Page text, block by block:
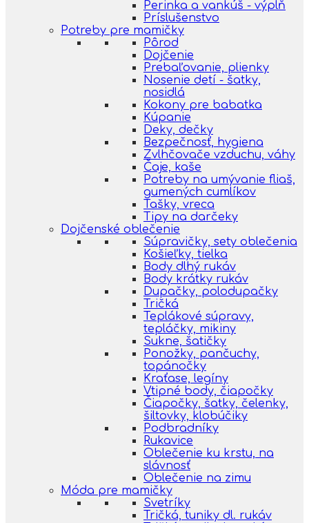
Perinka a vankúš - výplň
Príslušenstvo
Potreby pre mamičky
Pôrod
Dojčenie
Prebaľovanie, plienky
Nosenie detí - šatky,
nosidlá
Kokony pre babatka
Kúpanie
Deky, dečky
Bezpečnosť, hygiena
Zvlhčovače vzduchu, váhy
Čaje, kaše
Potreby na umývanie fliaš,
gumených cumlíkov
Tašky, vreca
Tipy na darčeky
Dojčenské oblečenie
Súpravičky, sety oblečenia
Košieľky, tielka
Body dlhý rukáv
Body krátky rukáv
Dupačky, polodupačky
Tričká
Teplákové súpravy,
tepláčky, mikiny
Sukne, šatičky
Ponožky, pančuchy,
topánočky
Kraťase, legíny
Vtipné body, čiapočky
Čiapočky, šatky, čelenky,
šiltovky, klobúčiky
Podbradníky
Rukavice
Oblečenie ku krstu, na
slávnosť
Oblečenie na zimu
Móda pre mamičky
Svetríky
Tričká, tuniky dl. rukáv